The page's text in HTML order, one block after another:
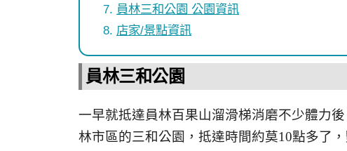
員林三和公園 公園資訊
店家/景點資訊
員林三和公園
一早就抵達員林百果山溜滑梯消磨不少體力
林市區的三和公園，抵達時間約莫10點多了